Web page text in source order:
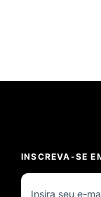
INSCREVA-SE